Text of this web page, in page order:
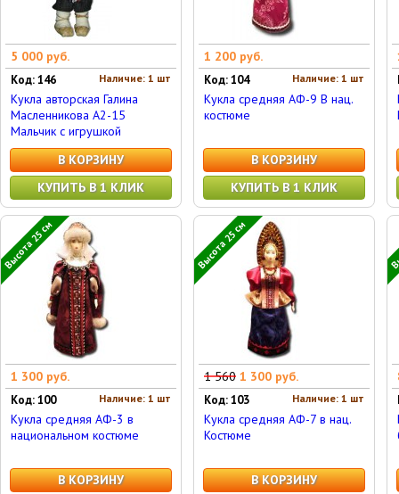
5 000 руб.
Наличие: 1 шт
Код: 146
Кукла авторская Галина
Масленникова А2-15
Мальчик с игрушкой
В КОРЗИНУ
КУПИТЬ В 1 КЛИК
1 200 руб.
Наличие: 1 шт
Код: 104
Кукла средняя АФ-9 В нац.
костюме
В КОРЗИНУ
КУПИТЬ В 1 КЛИК
Высота 25 см
1 300 руб.
Наличие: 1 шт
Код: 100
Кукла средняя АФ-3 в
национальном костюме
В КОРЗИНУ
Высота 25 см
1 560 1 300 руб.
Наличие: 1 шт
Код: 103
Кукла средняя АФ-7 в нац.
Костюме
В КОРЗИНУ